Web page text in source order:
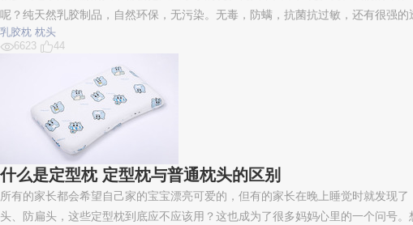
呢？纯天然乳胶制品，自然环保，无污染。无毒，防螨，抗菌抗过敏，还有很强
乳胶枕 枕头
6623
44
什么是定型枕 定型枕与普通枕头的区别
所有的家长都会希望自己家的宝宝漂亮可爱的，但有的家长在晚上睡觉时就发现
头、防扁头，这些定型枕到底应不应该用？这也成为了很多妈妈心里的一个问号